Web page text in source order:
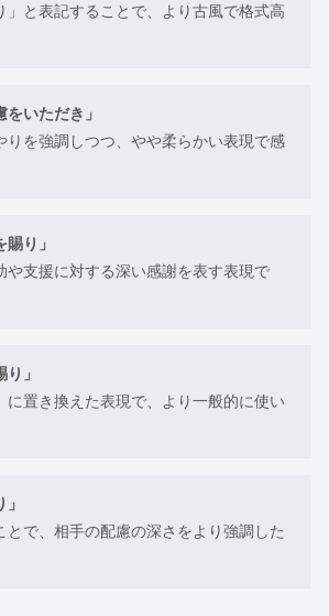
」と表記することで、より古風で格式高
をいただき」
りを強調しつつ、やや柔らかい表現で感
賜り」
や支援に対する深い感謝を表す表現で
」
に置き換えた表現で、より一般的に使い
とで、相手の配慮の深さをより強調した